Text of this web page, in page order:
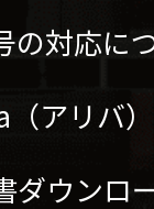
の対応に
アリバ
ダウンロ